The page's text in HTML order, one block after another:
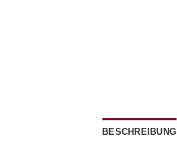
BESCHREIBUNG